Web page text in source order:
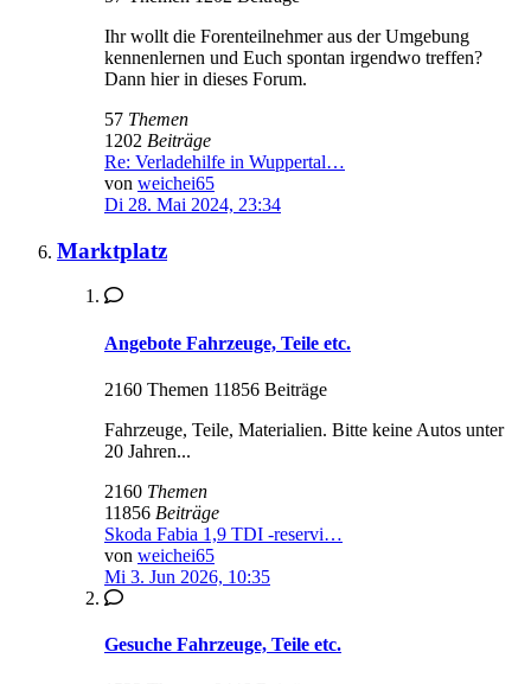
Ihr wollt die Forenteilnehmer aus der Umgebung
kennenlernen und Euch spontan irgendwo treffen?
Dann hier in dieses Forum.
57 Themen
1202 Beiträge
Re: Verladehilfe in Wuppertal…
von weichei65
Di 28. Mai 2024, 23:34
Marktplatz
Angebote Fahrzeuge, Teile etc.
2160 Themen 11856 Beiträge
Fahrzeuge, Teile, Materialien. Bitte keine Autos unter
20 Jahren...
2160 Themen
11856 Beiträge
Skoda Fabia 1,9 TDI -reservi…
von weichei65
Mi 3. Jun 2026, 10:35
Gesuche Fahrzeuge, Teile etc.